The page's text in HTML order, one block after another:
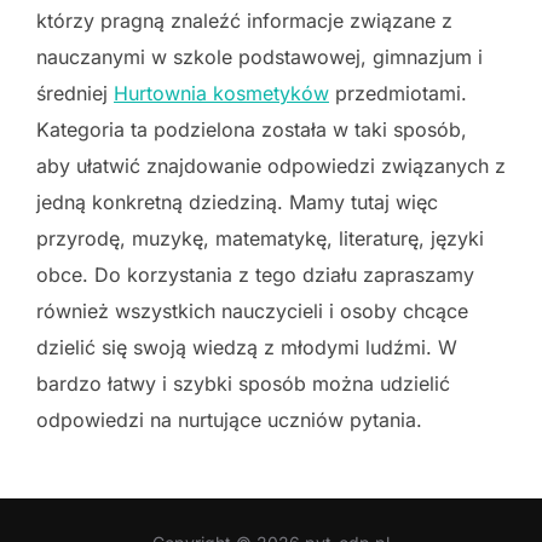
którzy pragną znaleźć informacje związane z
nauczanymi w szkole podstawowej, gimnazjum i
średniej Hurtownia kosmetyków przedmiotami.
Kategoria ta podzielona została w taki sposób,
aby ułatwić znajdowanie odpowiedzi związanych z
jedną konkretną dziedziną. Mamy tutaj więc
przyrodę, muzykę, matematykę, literaturę, języki
obce. Do korzystania z tego działu zapraszamy
również wszystkich nauczycieli i osoby chcące
dzielić się swoją wiedzą z młodymi ludźmi. W
bardzo łatwy i szybki sposób można udzielić
odpowiedzi na nurtujące uczniów pytania.